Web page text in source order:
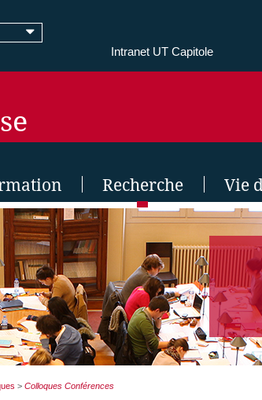
Recherche Vie
> Colloques Conférences
Intranet UT Capitole